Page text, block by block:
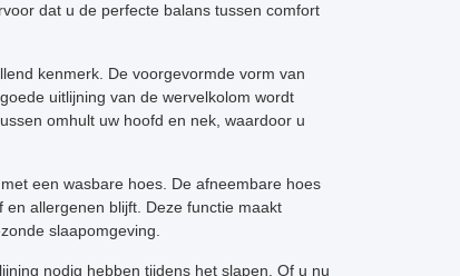
dat u de perfecte balans tussen comfort
kenmerk. De voorgevormde vorm van
uitlijning van de wervelkolom wordt
omhult uw hoofd en nek, waardoor u
een wasbare hoes. De afneembare hoes
allergenen blijft. Deze functie maakt
slaapomgeving.
nodig hebben tijdens het slapen. Of u nu